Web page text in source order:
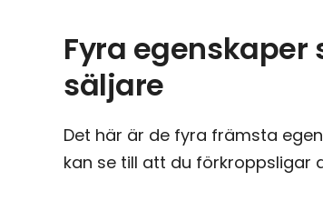
Fyra
säljare
Det här är de fyra främsta
kan se till att du förkroppsligar